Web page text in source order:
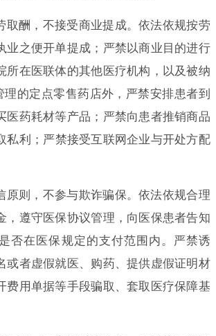
取酬，不接受商业提成。依法依规按劳
业之便开单提成；严禁以商业目的进行
所在医联体的其他医疗机构，以及被纳
理的定点零售药店外，严禁安排患者到
医药耗材等产品；严禁向患者推销商品
私利；严禁接受互联网企业与开处方配
原则，不参与欺诈骗保。依法依规合理
，遵守医保协议管理，向医保患者告知
否在医保规定的支付范围内。严禁诱
或者虚假就医、购药、提供虚假证明材
费用单据等手段骗取、套取医疗保障基